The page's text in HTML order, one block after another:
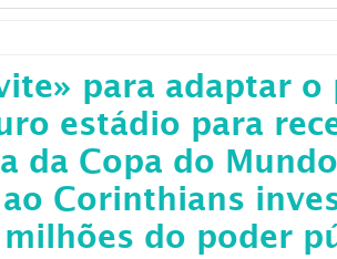
para adaptar
estádio para
da Copa do
Corinthians
milhões do poder